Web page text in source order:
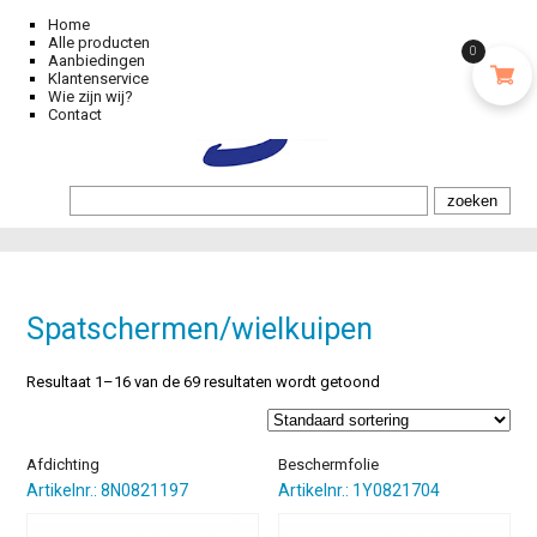
Home
Alle producten
Aanbiedingen
Klantenservice
Wie zijn wij?
Contact
Spatschermen/wielkuipen
Resultaat 1–16 van de 69 resultaten wordt getoond
Afdichting
Artikelnr.: 8N0821197
Beschermfolie
Artikelnr.: 1Y0821704
0